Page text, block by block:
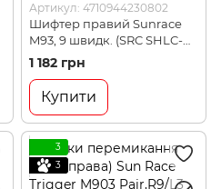
Артикул: 4710944230802
Шифтер правий Sunrace
M93, 9 швидк. (SRC SHLC-
56-02)
1 182 грн
Купити
3
3